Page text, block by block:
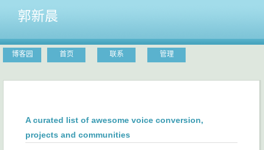
郭新晨
博客园 首页 联系 管理
A curated list of awesome voice conversion,
projects and communities